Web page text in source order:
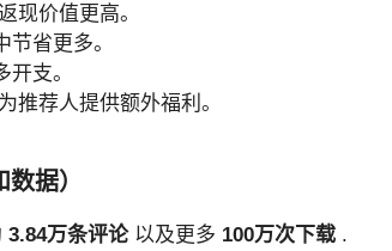
现价值更高。
省更多。
支。
荐人提供额外福利。
据）
3.84万条评论以及更多 100万次下载 .